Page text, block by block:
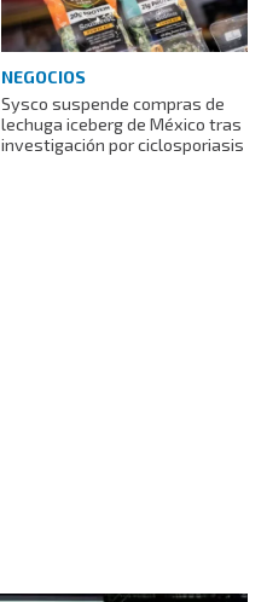
NEGOCIOS
Sysco suspende compras de
lechuga iceberg de México tras
investigación por ciclosporiasis